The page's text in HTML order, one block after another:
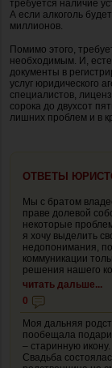
требуется наличие
А если алкоголь
миллионов.
Помимо этого,
необходимым. И,
документы в
услуг юридического
специалистов,
сорока до двухсот
лишних проблем и в
ОТВЕТЫ
Мы с братом
праве долевой
некоторые
я хочу выделить
недопонимания,
коммуникации
решения нашего
читать дальше...
0
Моя дальняя
пообещала
– старинную
Свадьба